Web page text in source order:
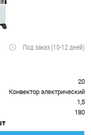
Под заказ (10-12 дней)
20
Конвектор электрический
1,5
180